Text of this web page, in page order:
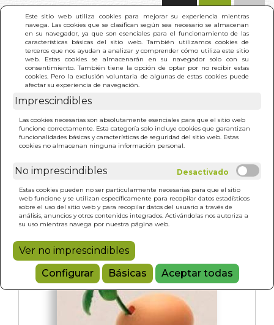
Este sitio web utiliza cookies para mejorar su experiencia mientras
navega. Las cookies que se clasifican según sea necesario se almacenan
en su navegador, ya que son esenciales para el funcionamiento de las
características básicas del sitio web. También utilizamos cookies de
terceros que nos ayudan a analizar y comprender cómo utiliza este sitio
web. Estas cookies se almacenarán en su navegador solo con su
consentimiento. También tiene la opción de optar por no recibir estas
cookies. Pero la exclusión voluntaria de algunas de estas cookies puede
afectar su experiencia de navegación.
Imprescindibles
Las cookies necesarias son absolutamente esenciales para que el sitio web
funcione correctamente. Esta categoría solo incluye cookies que garantizan
funcionalidades básicas y características de seguridad del sitio web. Estas
cookies no almacenan ninguna información personal.
No imprescindibles
Estas cookies pueden no ser particularmente necesarias para que el sitio
web funcione y se utilizan específicamente para recopilar datos estadísticos
sobre el uso del sitio web y para recopilar datos del usuario a través de
análisis, anuncios y otros contenidos integrados. Activándolas nos autoriza a
su uso mientras navega por nuestra página web.
Ver no imprescindibles
Configurar
Básicas Aceptar todas
INICIO > RESILIENCIA. LA